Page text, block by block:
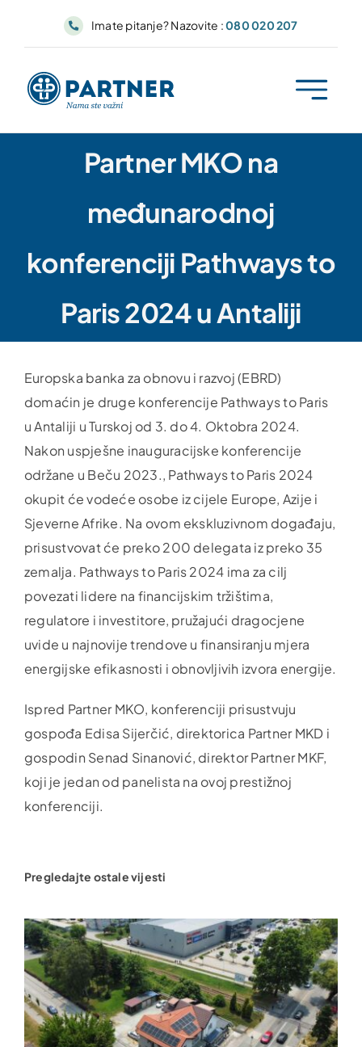
Imate pitanje? Nazovite :080 020 207
Partner MKO na
međunarodnoj
konferenciji Pathways to
Paris 2024 u Antaliji
Europska banka za obnovu i razvoj (EBRD)
domaćin je druge konferencije Pathways to Paris
u Antaliji u Turskoj od 3. do 4. Oktobra 2024.
Nakon uspješne inauguracijske konferencije
održane u Beču 2023., Pathways to Paris 2024
okupit će vodeće osobe iz cijele Europe, Azije i
Sjeverne Afrike. Na ovom ekskluzivnom događaju,
prisustvovat će preko 200 delegata iz preko 35
zemalja. Pathways to Paris 2024 ima za cilj
povezati lidere na financijskim tržištima,
regulatore i investitore, pružajući dragocjene
uvide u najnovije trendove u finansiranju mjera
energijske efikasnosti i obnovljivih izvora energije.
Ispred Partner MKO, konferenciji prisustvuju
gospođa Edisa Sijerčić, direktorica Partner MKD i
gospodin Senad Sinanović, direktor Partner MKF,
koji je jedan od panelista na ovoj prestižnoj
konferenciji.
Pregledajte ostale vijesti